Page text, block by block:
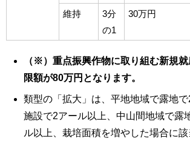
維持
3分
の1
30万円
（※）重点振興作物に取り組む新規
限額が80万円となります。
類型の「拡大」は、平地地域で露地で
施設で2アール以上、中山間地域で露
ル以上、栽培面積を増やした場合に該